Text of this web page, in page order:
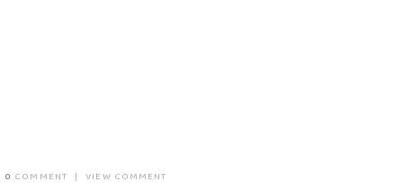
0 COMMENT | VIEW COMMENT